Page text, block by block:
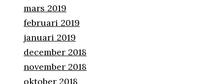
mars 2019
februari 2019
januari 2019
december 2018
november 2018
oktober 2018